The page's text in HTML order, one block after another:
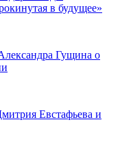
в будущее»
Гущина о
Евстафьева и